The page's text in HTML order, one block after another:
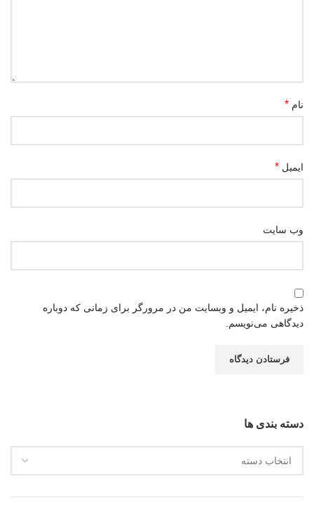
نام *
ایمیل *
وب‌ سایت
ذخیره نام، ایمیل و وبسایت من در مرورگر برای زمانی که دوباره
دیدگاهی می‌نویسم.
دسته بندی ها